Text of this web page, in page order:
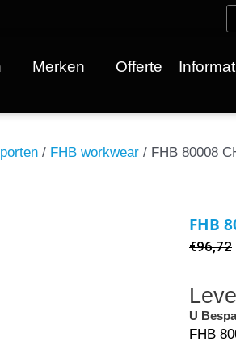
Merken Offerte
/ FHB workwear/ FHB 80008
FHB
€96,72
U
FHB